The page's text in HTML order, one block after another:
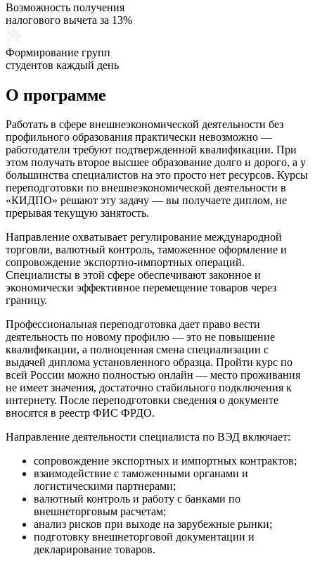
Возможность получения
налогового вычета за 13%
Формирование групп
студентов каждый день
О программе
Работать в сфере внешнеэкономической деятельности без
профильного образования практически невозможно —
работодатели требуют подтвержденной квалификации. При
этом получать второе высшее образование долго и дорого, а у
большинства специалистов на это просто нет ресурсов. Курсы
переподготовки по внешнеэкономической деятельности в
«КИДПО» решают эту задачу — вы получаете диплом, не
прерывая текущую занятость.
Направление охватывает регулирование международной
торговли, валютный контроль, таможенное оформление и
сопровождение экспортно-импортных операций.
Специалисты в этой сфере обеспечивают законное и
экономически эффективное перемещение товаров через
границу.
Профессиональная переподготовка дает право вести
деятельность по новому профилю — это не повышение
квалификации, а полноценная смена специализации с
выдачей диплома установленного образца. Пройти курс по
всей России можно полностью онлайн — место проживания
не имеет значения, достаточно стабильного подключения к
интернету. После переподготовки сведения о документе
вносятся в реестр ФИС ФРДО.
Направление деятельности специалиста по ВЭД включает:
сопровождение экспортных и импортных контрактов;
взаимодействие с таможенными органами и
логистическими партнерами;
валютный контроль и работу с банками по
внешнеторговым расчетам;
анализ рисков при выходе на зарубежные рынки;
подготовку внешнеторговой документации и
декларирование товаров.